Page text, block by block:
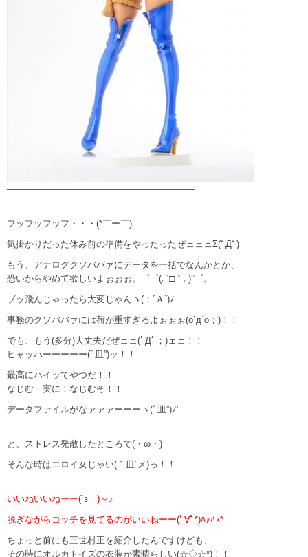
—————————————————————
フッフッフッフ・・・(*￣ー￣)
気掛かりだった休み前の準備をやったったぜェェェΣ(ﾟДﾟ)
もう、アナログクソババァにデータを一括でなんかとか、
恐いからやめて欲しいよぉぉぉ。゜゜(｡´□｀｡)°゜。
ブッ飛んじゃったら大変じゃんヽ(；´Ａ`)ﾉ
事務のクソババァには荷が重すぎるよぉぉぉ(o`д´o；)！！
でも、もう(多分)大丈夫だぜェェ(ﾟДﾟ；)ェェ！！
ヒャッハーーーーー(ﾞ皿”)ッ！！
最高にハイッてやつだ！！
なじむ 実に！なじむぞ！！
データファイルがなァァァーーーヽ(ﾞ皿”)ﾉ"
と、ストレス発散したところで(・ω・)
そんな時はエロイ女じゃい(｀皿´メ)っ！！
いいねいいねーー(´з｀)～♪
脱ぎながらコッチを見てるのがいいねーー(ﾟ∀ﾟ*)ﾊｧﾊｧ*
ちょっと前にも三世村正を紹介したんですけども、
その時にオルカトイズの衣装が素晴らしい(☆◇☆*)！！